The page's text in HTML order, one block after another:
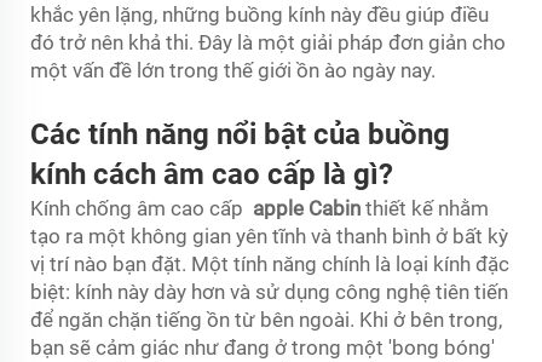
khắc yên lặng, những buồng kính này đều giúp điều
đó trở nên khả thi. Đây là một giải pháp đơn giản cho
một vấn đề lớn trong thế giới ồn ào ngày nay.
Các tính năng nổi bật của buồng
kính cách âm cao cấp là gì?
Kính chống âm cao cấp apple Cabin thiết kế nhằm
tạo ra một không gian yên tĩnh và thanh bình ở bất kỳ
vị trí nào bạn đặt. Một tính năng chính là loại kính đặc
biệt: kính này dày hơn và sử dụng công nghệ tiên tiến
để ngăn chặn tiếng ồn từ bên ngoài. Khi ở bên trong,
bạn sẽ cảm giác như đang ở trong một 'bong bóng'